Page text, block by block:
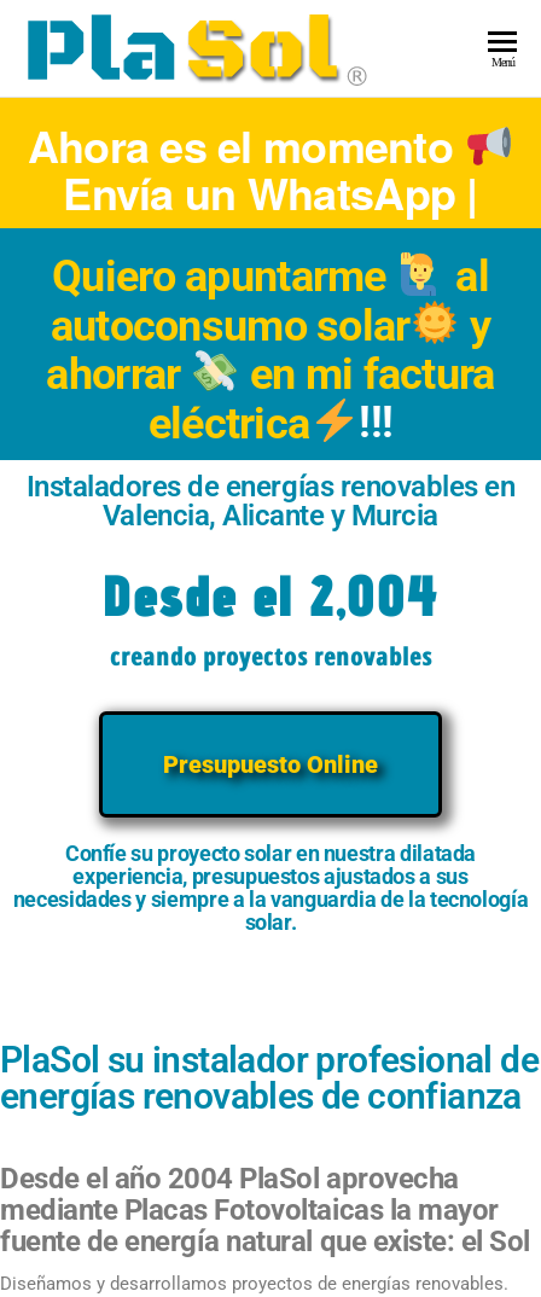
–
Energía
Menú
Ahora es el momento
Envía un WhatsApp |
Quiero apuntarme
al
autoconsumo solar
y
ahorrar
en mi factura
eléctrica
!!!
Instaladores de energías renovables en
Valencia, Alicante y Murcia
creando proyectos renovables
Desde el 2,004
Presupuesto Online
Confíe su proyecto solar en nuestra dilatada
experiencia, presupuestos ajustados a sus
necesidades y siempre a la vanguardia de la tecnología
solar.
PlaSol su instalador profesional de
energías renovables de confianza
Desde el año 2004 PlaSol aprovecha
mediante Placas Fotovoltaicas la mayor
fuente de energía natural que existe: el Sol
Diseñamos y desarrollamos proyectos de energías renovables.